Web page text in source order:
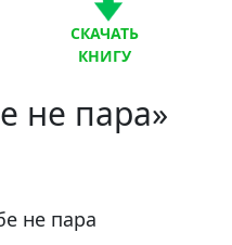
СКАЧАТЬ
КНИГУ
не пара»
не пара